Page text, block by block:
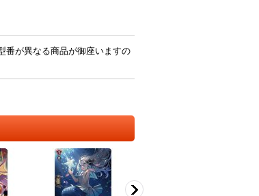
番が異なる商品が御座いますの